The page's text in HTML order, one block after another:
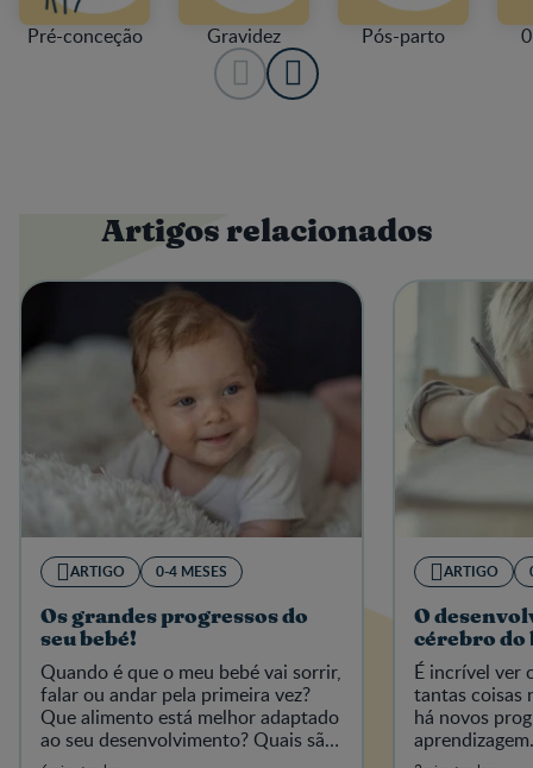
Pré-conceção Gravidez Pós-parto
Artigos relacionados
ARTIGO 0-4 MESES
Os grandes progressos do
seu bebé!
Quando é que o meu bebé vai sorrir,
falar ou andar pela primeira vez?
Que alimento está melhor adaptado
ao seu desenvolvimento? Quais são
as "primeiras vezes" importantes a
ARTIGO
O
cérebro do
É incrível ver
tantas coisas
há novos
está ali um